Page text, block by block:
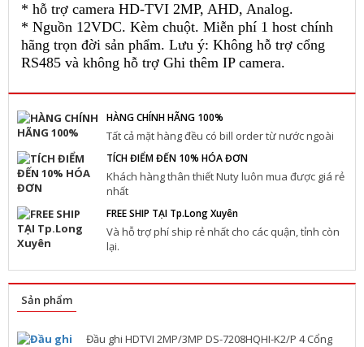
* hỗ trợ camera HD-TVI 2MP, AHD, Analog.
* Nguồn 12VDC. Kèm chuột. Miễn phí 1 host chính
hãng trọn đời sản phẩm. Lưu ý: Không hỗ trợ cổng
RS485 và không hỗ trợ Ghi thêm IP camera.
HÀNG CHÍNH HÃNG 100%
Tất cả mặt hàng đều có bill order từ nước ngoài
TÍCH ĐIỂM ĐẾN 10% HÓA ĐƠN
Khách hàng thân thiết Nuty luôn mua được giá rẻ
nhất
FREE SHIP TẠI Tp.Long Xuyên
Và hỗ trợ phí ship rẻ nhất cho các quận, tỉnh còn
lại.
Sản phẩm
Đầu ghi HDTVI 2MP/3MP DS-7208HQHI-K2/P 4 Cổng